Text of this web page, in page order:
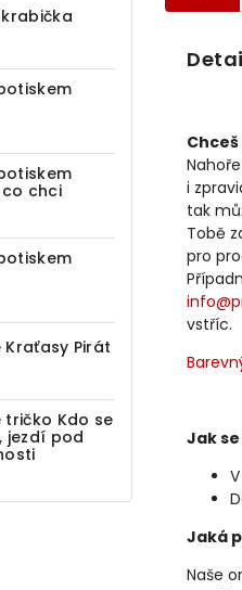
chci
Pirát
Kdo se
jezdí pod
i
tak
Tobě
pro
vstříc.
Jak
Jaká
Naše